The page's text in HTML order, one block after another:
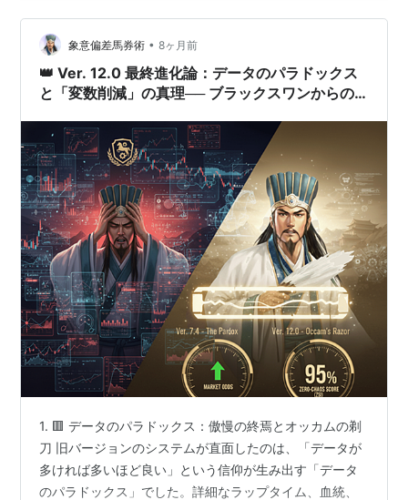
象意偏差馬券術 • 8ヶ月前
👑 Ver. 12.0 最終進化論：データのパラドックス
と「変数削減」の真理── ブラックスワンからの
1. 🟥 データのパラドックス：傲慢の終焉とオッカムの剃
刀 旧バージョンのシステムが直面したのは、「データが
多ければ多いほど良い」という信仰が生み出す「データ
のパラドックス」でした。詳細なラップタイム、血統、